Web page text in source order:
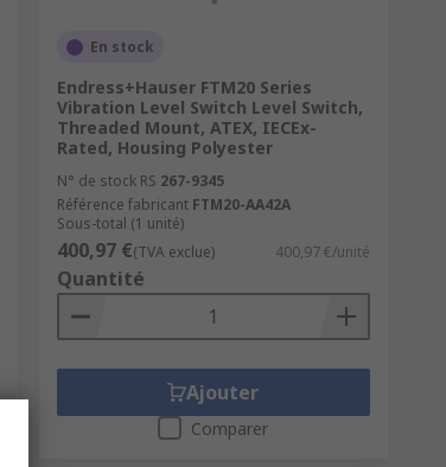
En stock
Endress+Hauser FTM20 Series
Vibration Level Switch Level Switch,
Threaded Mount, ATEX, IECEx-
Rated, Housing Polyester
N° de stock RS 267-9345
Référence fabricant FTM20-AA42A
Sous-total (1 unité)
400,97 €(TVA exclue) 400,97 €/unité
Quantité
Ajouter
Comparer